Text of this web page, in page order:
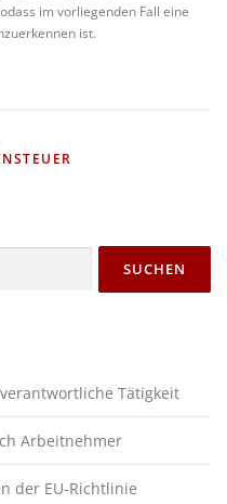
im vorliegenden Fall eine
ist.
Tätigkeit
Arbeitnehmer
der EU-Richtlinie